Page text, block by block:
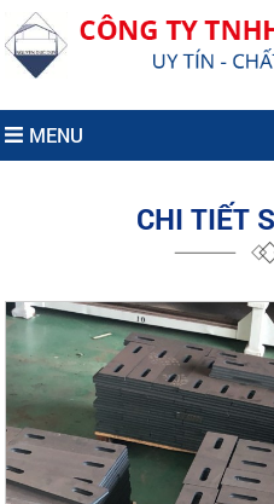
MENU
CHI TIẾT